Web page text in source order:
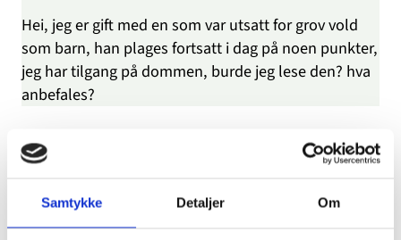
Samtykke Detaljer Om
Hei, jeg er gift med en som var utsatt for grov vold
som barn, han plages fortsatt i dag på noen punkter,
jeg har tilgang på dommen, burde jeg lese den? hva
anbefales?
Besvart: 16.12.2020, kl. 13:41
Hei.